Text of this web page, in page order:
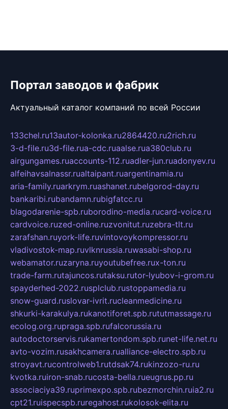
Портал заводов и фабрик
Актуальный каталог компаний по всей России
133chel.ru13autor-kolonka.ru2864420.ru2rich.ru
3-d-file.ru3d-file.rua-cdc.ruaalse.rua380club.ru
airgungames.ruaccounts-112.ruadler-jun.ruadonyev.ru
alfeihavsalnassr.rualtaipant.ruargentinamia.ru
aria-family.ruarkrym.ruashanet.rubelgorod-day.ru
bankaribi.rubandamn.rubigfatcc.ru
blagodarenie-spb.ruborodino-media.rucard-voice.ru
cardvoice.ruzed-online.ruzvonitut.ruzebra-tlt.ru
zarafshan.ruyork-life.ruvintovoykompressor.ru
vladivostok-map.ruvlknrussia.ruwasabi-shop.ru
webamator.ruzaryna.ruyoutubefree.rux-ton.ru
trade-farm.rutajuncos.rutaksu.rutor-lyubov-i-grom.ru
spayderhed-2022.rusplclub.rustoppamedia.ru
snow-guard.ruslovar-ivrit.rucleanmedicine.ru
shkurki-karakulya.rukanotiforet.spb.rututmassage.ru
ecolog.org.rupraga.spb.rufalcorussia.ru
autodoctorservis.rukamertondom.spb.runet-life.net.ru
avto-vozim.rusakhcamera.rualliance-electro.spb.ru
stroyavt.rucontrolweb1.rutdsak74.rukinzozo-ru.ru
kvotka.ruiron-snab.rucosta-bella.rueugrus.pp.ru
associaciya39.ruprimexpo.spb.rubezmorchin.ruia2.ru
cpt21.ruispecspb.ruregahost.rukolosok-elita.ru